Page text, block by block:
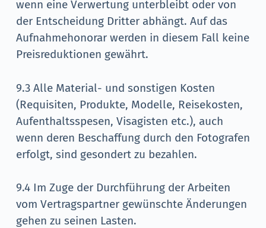
wenn eine Verwertung unterbleibt oder von
der Entscheidung Dritter abhängt. Auf das
Aufnahmehonorar werden in diesem Fall keine
Preisreduktionen gewährt.
9.3 Alle Material- und sonstigen Kosten
(Requisiten, Produkte, Modelle, Reisekosten,
Aufenthaltsspesen, Visagisten etc.), auch
wenn deren Beschaffung durch den Fotografen
erfolgt, sind gesondert zu bezahlen.
9.4 Im Zuge der Durchführung der Arbeiten
vom Vertragspartner gewünschte Änderungen
gehen zu seinen Lasten.